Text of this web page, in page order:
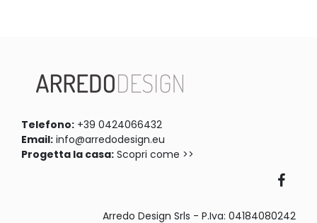
Telefono: +39 0424066432
Email: info@arredodesign.eu
Progetta la casa: Scopri come >>
Arredo Design Srls - P.Iva: 04184080242